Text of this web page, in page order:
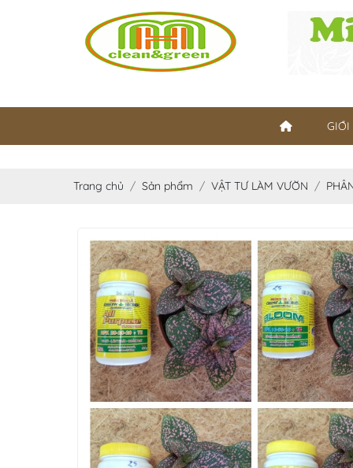
GIỚI
Trang chủ Sản phẩm VẬT TƯ LÀM VƯỜN